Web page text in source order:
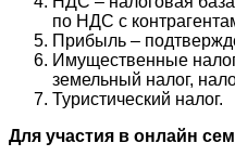
по НДС с
Прибыль –
Имущественные
земельный налог,
Туристический налог.
Для участия в онлайн